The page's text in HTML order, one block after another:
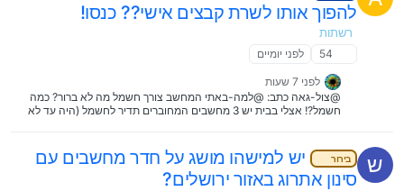
להפוך אותו לשרת קבצים אישי?? כנסו!
רשתות
54
לפני יומיים
לפני 7 שעות
@צול-גאה כתב: @למה-באתי המחשב‌​‌‌​‌​​​​​‌ צורך חשמל מה לא ברור? כמה
חשמל?! אצלי בבית יש 3 מחשבים המחוברים תדיר לחשמל (היה עד לא
%D7%A6%D7%99%D7%9C%D7%95%D7%9D-
%D7%9E%D7%A1%D7%9A-2026-08-05-%D7%91-
ש בירור
יש למישהו מושג על חדר מחשבים עם
סינון אתרוג באזור ירושלים?